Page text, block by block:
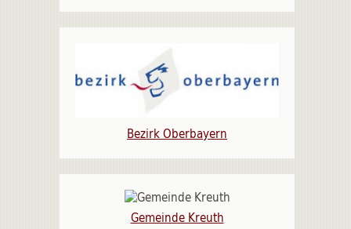
Bezirk Oberbayern
Gemeinde Kreuth